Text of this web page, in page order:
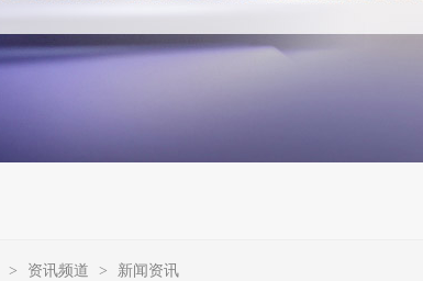
> 资讯频道 > 新闻资讯